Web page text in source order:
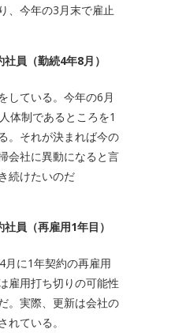
、今年の3月末で雇止
社員（勤続4年8月）
している。今年の6月
体制であるところを1
。それが決まれば今の
会社に異動になると言
続けたいのだ
社員（再雇用1年目）
月に1年契約の再雇用
雇用打ち切りの可能性
。実際、更新は会社の
れている。